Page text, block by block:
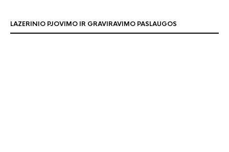
LAZERINIO PJOVIMO IR GRAVIRAVIMO PASLAUGOS